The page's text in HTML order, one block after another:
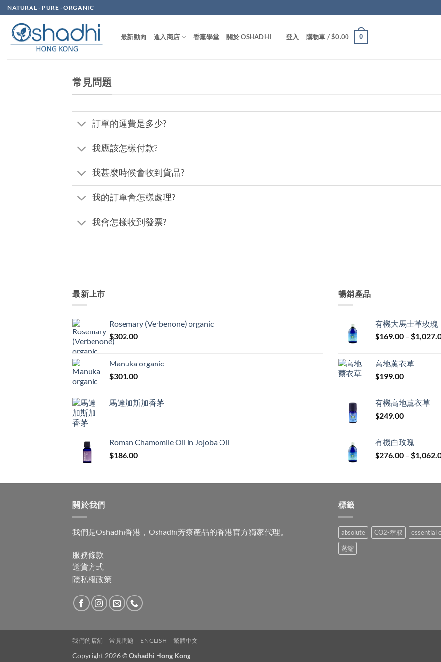
Skip
to
content
NATURAL - PURE - ORGANIC
最新動向 進入商店 香薰學堂 關於 OSHADHI 登入 購物車 /$0.00 0
常見問題
訂單的運費是多少?
我應該怎樣付款?
我甚麼時候會收到貨品?
我的訂單會怎樣處理?
我會怎樣收到發票?
最新上市
Rosemary (Verbenone) organic
$302.00
Manuka organic
$301.00
馬達加斯加香茅
Roman Chamomile Oil in Jojoba Oil
$186.00
暢銷產品
有機大馬士革玫瑰
$169.00 – $
高地薰衣草
$199.00
有機高地薰衣草
$249.00
有機白玫瑰
$276.00 – $
關於我們
我們是Oshadhi香港，Oshadhi芳療產品的香港官方獨家代理。
服務條款
送貨方式
隱私權政策
標籤
absolute CO2-萃取 essential
蒸餾
我們的店舖 常見問題 ENGLISH 繁體中文
Copyright 2026 ©Oshadhi Hong Kong